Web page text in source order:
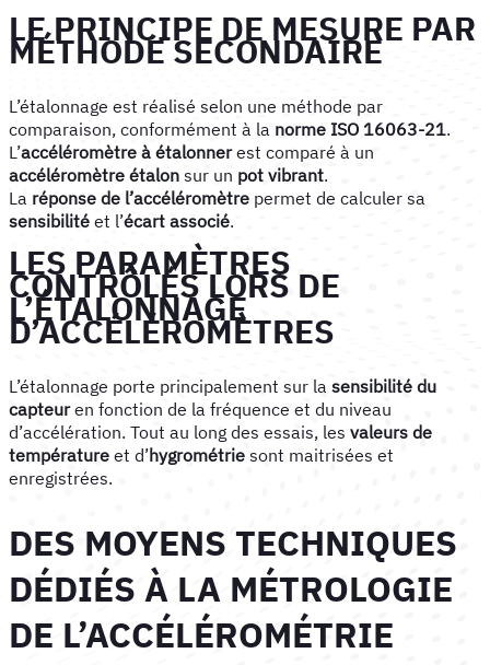
LE PRINCIPE DE MESURE PAR
MÉTHODE SECONDAIRE
L’étalonnage est réalisé selon une méthode par
comparaison, conformément à la norme ISO 16063-21.
L’accéléromètre à étalonnerest comparé à un
accéléromètre étalon sur un pot vibrant.
La réponse de l’accéléromètre permet de calculer sa
sensibilité et l’écart associé.
LES PARAMÈTRES
CONTRÔLÉS LORS DE
L’ÉTALONNAGE
D’ACCÉLÉROMÈTRES
L’étalonnage porte principalement sur la sensibilité du
capteuren fonction de la fréquence et du niveau
d’accélération. Tout au long des essais, les valeurs de
température et d’hygrométrie sont maitrisées et
enregistrées.
DES MOYENS TECHNIQUES
DÉDIÉS À LA MÉTROLOGIE
DE L’ACCÉLÉROMÉTRIE